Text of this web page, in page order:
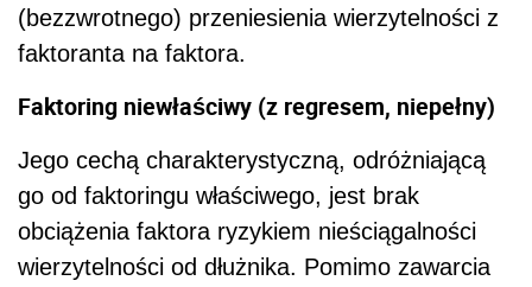
(bezzwrotnego) przeniesienia wierzytelności z
faktoranta na faktora.
Faktoring niewłaściwy (z regresem, niepełny)
Jego cechą charakterystyczną, odróżniającą
go od faktoringu właściwego, jest brak
obciążenia faktora ryzykiem nieściągalności
wierzytelności od dłużnika. Pomimo zawarcia